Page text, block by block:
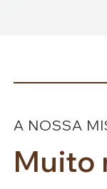
A NOSSA
Muito